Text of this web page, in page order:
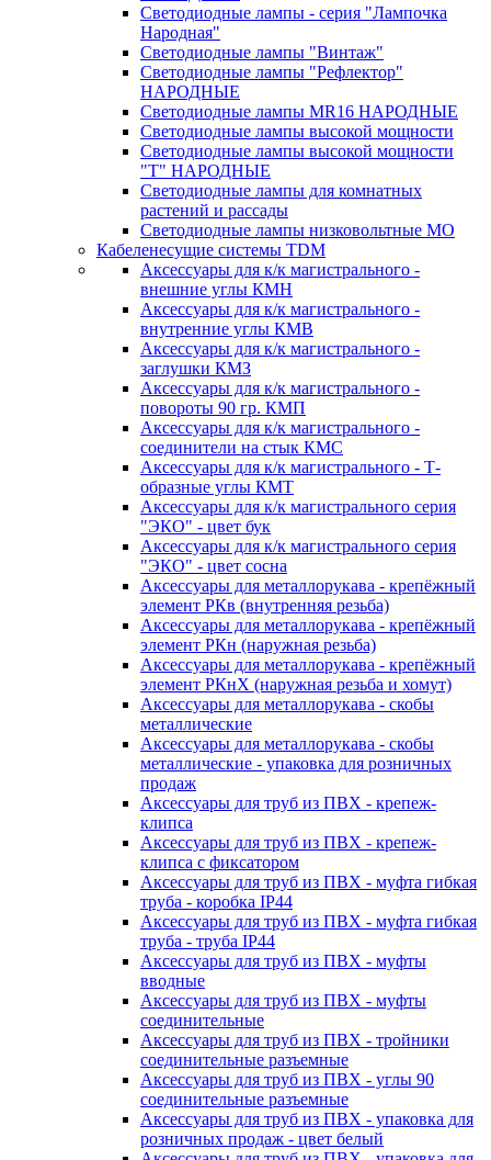
Светодиодные лампы - серия "Лампочка
Народная"
Светодиодные лампы "Винтаж"
Светодиодные лампы "Рефлектор"
НАРОДНЫЕ
Светодиодные лампы MR16 НАРОДНЫЕ
Светодиодные лампы высокой мощности
Светодиодные лампы высокой мощности
"Т" НАРОДНЫЕ
Светодиодные лампы для комнатных
растений и рассады
Светодиодные лампы низковольтные МО
Кабеленесущие системы TDM
Аксессуары для к/к магистрального -
внешние углы КМН
Аксессуары для к/к магистрального -
внутренние углы КМВ
Аксессуары для к/к магистрального -
заглушки КМЗ
Аксессуары для к/к магистрального -
повороты 90 гр. КМП
Аксессуары для к/к магистрального -
соединители на стык КМС
Аксессуары для к/к магистрального - Т-
образные углы КМТ
Аксессуары для к/к магистрального серия
"ЭКО" - цвет бук
Аксессуары для к/к магистрального серия
"ЭКО" - цвет сосна
Аксессуары для металлорукава - крепёжный
элемент РКв (внутренняя резьба)
Аксессуары для металлорукава - крепёжный
элемент РКн (наружная резьба)
Аксессуары для металлорукава - крепёжный
элемент РКнХ (наружная резьба и хомут)
Аксессуары для металлорукава - скобы
металлические
Аксессуары для металлорукава - скобы
металлические - упаковка для розничных
продаж
Аксессуары для труб из ПВХ - крепеж-
клипса
Аксессуары для труб из ПВХ - крепеж-
клипса с фиксатором
Аксессуары для труб из ПВХ - муфта гибкая
труба - коробка IP44
Аксессуары для труб из ПВХ - муфта гибкая
труба - труба IP44
Аксессуары для труб из ПВХ - муфты
вводные
Аксессуары для труб из ПВХ - муфты
соединительные
Аксессуары для труб из ПВХ - тройники
соединительные разъемные
Аксессуары для труб из ПВХ - углы 90
соединительные разъемные
Аксессуары для труб из ПВХ - упаковка для
розничных продаж - цвет белый